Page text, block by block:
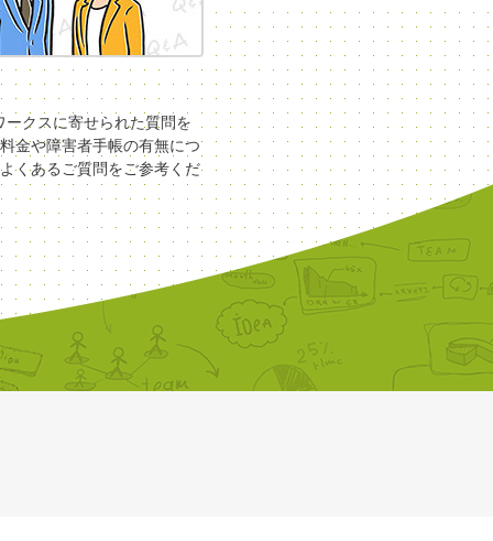
ークスに寄せられた質問を
金や障害者手帳の有無につ
くあるご質問をご参考くだ